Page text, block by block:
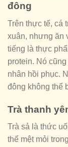
đông
Trên thực tế, cá
xuân, nhưng ăn
tiếng là thực
protein. Nó
nhân hồi phục.
đông không thể
Trà thanh
Trà sả là thức
thể mệt mỏi